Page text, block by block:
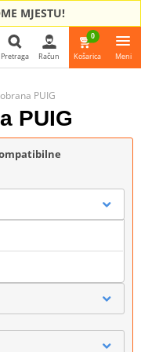
MJESTU!
Pretraga Račun
0
Košarica Meni
PUIG
PUIG